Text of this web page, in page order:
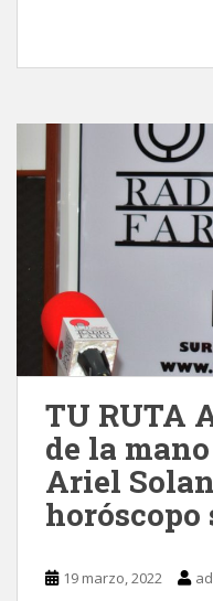
TU RUTA
de la
Ariel
horóscopo
19 marzo, 2022